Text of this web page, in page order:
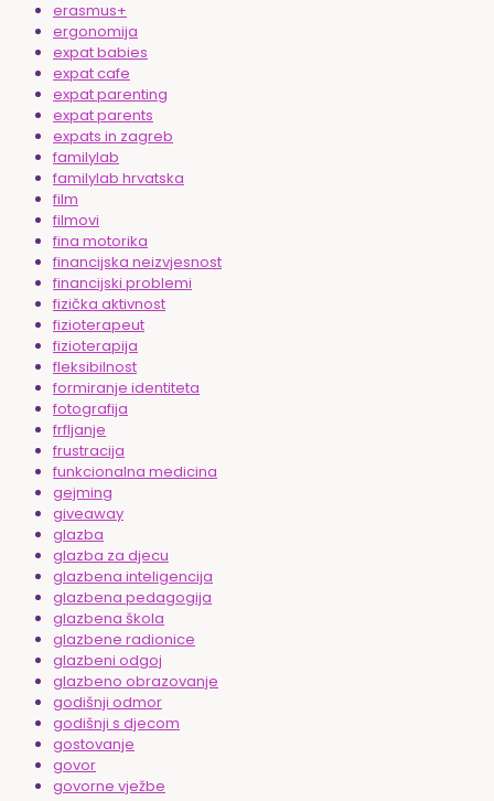
erasmus+
ergonomija
expat babies
expat cafe
expat parenting
expat parents
expats in zagreb
familylab
familylab hrvatska
film
filmovi
fina motorika
financijska neizvjesnost
financijski problemi
fizička aktivnost
fizioterapeut
fizioterapija
fleksibilnost
formiranje identiteta
fotografija
frfljanje
frustracija
funkcionalna medicina
gejming
giveaway
glazba
glazba za djecu
glazbena inteligencija
glazbena pedagogija
glazbena škola
glazbene radionice
glazbeni odgoj
glazbeno obrazovanje
godišnji odmor
godišnji s djecom
gostovanje
govor
govorne vježbe